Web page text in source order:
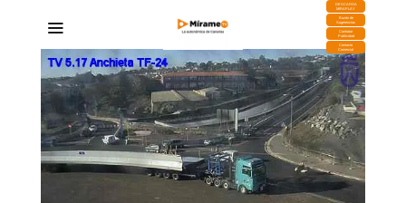
DESCARGA
MIRAPLAY
Buzón de
Sugerencias
Contratar
Publicidad
Contacto
Comercial